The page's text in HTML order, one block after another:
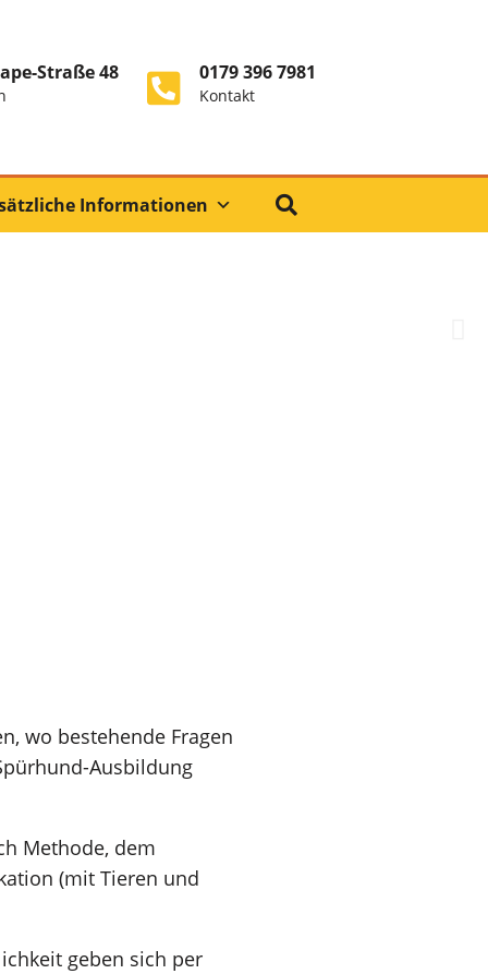
Straße 48 0179 396 7981
Kontakt
Informationen
wo bestehende Fragen
Ausbildung
Methode, dem
(mit Tieren und
geben sich per